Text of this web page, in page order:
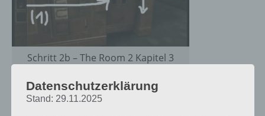
Schritt 2b – The Room 2 Kapitel 3
7. Drehe dich nun im Raum zu den Kisten im Sand. Dort tippst du
Datenschutzerklärung
Stand: 29.11.2025